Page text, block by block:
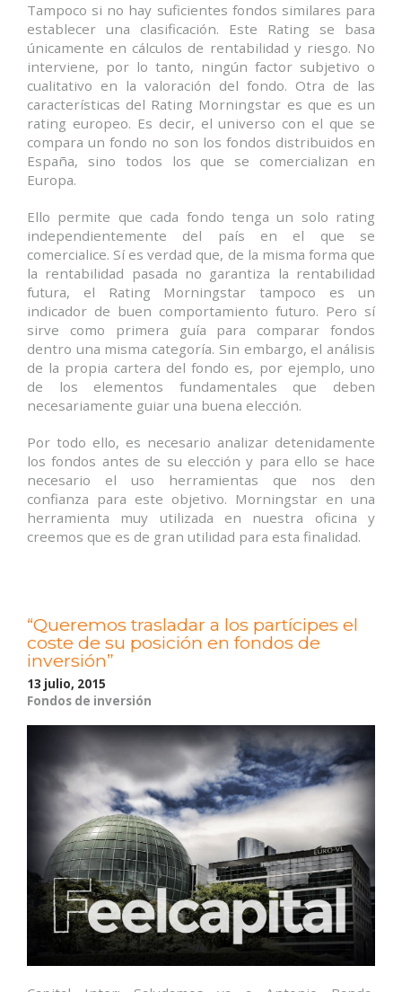
Tampoco si no hay suficientes fondos similares para
establecer una clasificación. Este Rating se basa
únicamente en cálculos de rentabilidad y riesgo. No
interviene, por lo tanto, ningún factor subjetivo o
cualitativo en la valoración del fondo. Otra de las
características del Rating Morningstar es que es un
rating europeo. Es decir, el universo con el que se
compara un fondo no son los fondos distribuidos en
España, sino todos los que se comercializan en
Europa.
Ello permite que cada fondo tenga un solo rating
independientemente del país en el que se
comercialice. Sí es verdad que, de la misma forma que
la rentabilidad pasada no garantiza la rentabilidad
futura, el Rating Morningstar tampoco es un
indicador de buen comportamiento futuro. Pero sí
sirve como primera guía para comparar fondos
dentro una misma categoría. Sin embargo, el análisis
de la propia cartera del fondo es, por ejemplo, uno
de los elementos fundamentales que deben
necesariamente guiar una buena elección.
Por todo ello, es necesario analizar detenidamente
los fondos antes de su elección y para ello se hace
necesario el uso herramientas que nos den
confianza para este objetivo. Morningstar en una
herramienta muy utilizada en nuestra oficina y
creemos que es de gran utilidad para esta finalidad.
“Queremos trasladar a los partícipes el
coste de su posición en fondos de
inversión”
13 julio, 2015
Fondos de inversión